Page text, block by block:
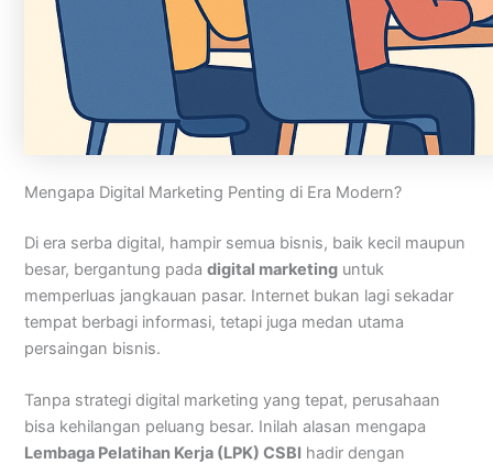
Mengapa Digital Marketing Penting di Era Modern?
Di era serba digital, hampir semua bisnis, baik kecil maupun
besar, bergantung padadigital marketing untuk
memperluas jangkauan pasar. Internet bukan lagi sekadar
tempat berbagi informasi, tetapi juga medan utama
persaingan bisnis.
Tanpa strategi digital marketing yang tepat, perusahaan
bisa kehilangan peluang besar. Inilah alasan mengapa
Lembaga Pelatihan Kerja (LPK) CSBI hadir dengan